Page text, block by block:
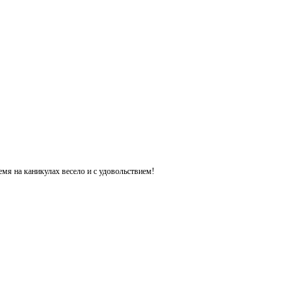
на каникулах весело и с удовольствием!